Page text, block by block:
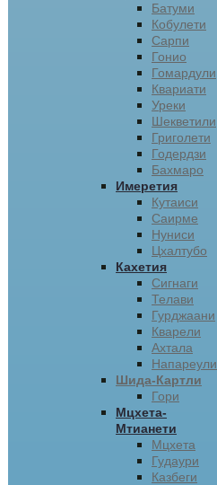
Батуми
Кобулети
Сарпи
Гонио
Гомардули
Квариати
Уреки
Шекветили
Григолети
Годердзи
Бахмаро
Имеретия
Кутаиси
Саирме
Нуниси
Цхалтубо
Кахетия
Сигнаги
Телави
Гурджаани
Кварели
Ахтала
Напареули
Шида-Картли
Гори
Мцхета-
Мтианети
Мцхета
Гудаури
Казбеги